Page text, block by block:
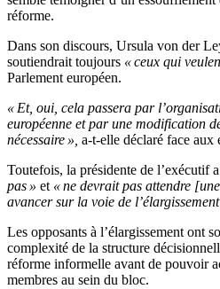
réforme.
Dans son discours, Ursula von der
soutiendrait toujours « ceux qui
Parlement européen.
« Et, oui, cela passera par
européenne et par une modification
nécessaire », a-t-elle déclaré face aux
Toutefois, la présidente de l’exécutif
pas » et « ne devrait pas attendre
avancer sur la voie de
Les opposants à l’élargissement ont
complexité de la structure
réforme informelle avant de pouvoir
membres au sein du bloc.